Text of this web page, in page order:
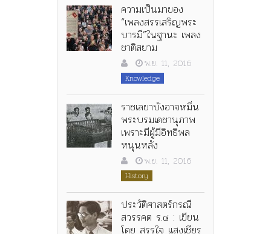
ความเป็นมาของ
“เพลงสรรเสริญพระ
บารมี”ในฐานะ เพลง
ชาติสยาม
พ.ย. 11, 2016
Knowledge
ราชเลขาบังอาจหมิ่น
พระบรมเดชานุภาพ
เพราะมีผู้มีอิทธิพล
หนุนหลัง
พ.ย. 11, 2016
History
ประวัติศาสตร์กรณี
สวรรคต ร.๘ : เขียน
โดย สรรใจ แสงเชียร